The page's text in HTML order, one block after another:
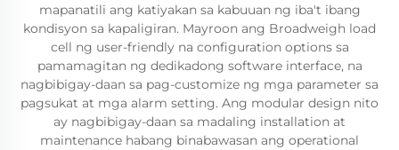
mapanatili ang katiyakan sa kabuuan ng iba't ibang
kondisyon sa kapaligiran. Mayroon ang Broadweigh load
cell ng user-friendly na configuration options sa
pamamagitan ng dedikadong software interface, na
nagbibigay-daan sa pag-customize ng mga parameter sa
pagsukat at mga alarm setting. Ang modular design nito
ay nagbibigay-daan sa madaling installation at
maintenance habang binabawasan ang operational